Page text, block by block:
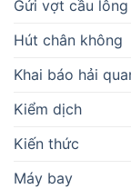
Gửi vợt cầu lông
Hút chân không
Khai báo hải
Kiểm dịch
Kiến thức
Máy bay